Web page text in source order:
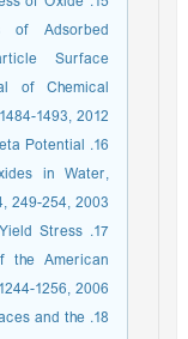
of Adsorbed
Surface
of Chemical
1493, 2012.
Potential
in Water,
249-254, 2003.
Stress
the American
1256, 2006.
and the